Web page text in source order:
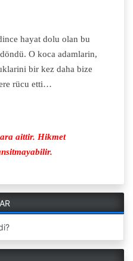
hayat dolu olan bu
O koca adamlarin,
bir kez daha bize
rücu etti…
aittir. Hikmet